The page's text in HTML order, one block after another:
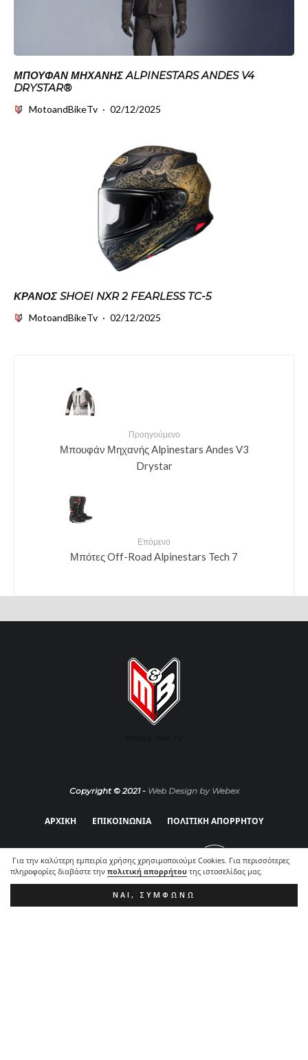
Για την καλύτερη εμπειρία χρήσης χρησιμοποιούμε Cookies. Για περισσότερες
πληροφορίες διαβάστε την πολιτική απορρήτου της ιστοσελίδας μας.
ΝΑΙ, ΣΥΜΦΩΝΏ
ΜΠΟΥΦΆΝ ΜΗΧΑΝΉΣ ALPINESTARS ANDES V4
DRYSTAR®
MotoandBikeTv · 02/12/2025
ΚΡΆΝΟΣ SHOEI NXR 2 FEARLESS TC-5
MotoandBikeTv · 02/12/2025
Προηγούμενο
Μπουφάν Μηχανής Alpinestars Andes V3
Drystar
Επόμενο
Μπότες Off-Road Alpinestars Tech 7
Copyright © 2021 - Web Design by Webex
ΑΡΧΙΚΗ ΕΠΙΚΟΙΝΩΝΙΑ ΠΟΛΙΤΙΚΗ ΑΠΟΡΡΗΤΟΥ